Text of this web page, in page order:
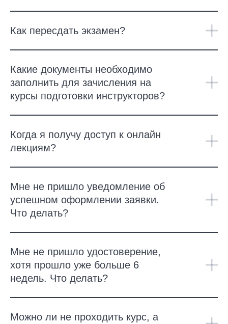
Как пересдать экзамен?
Какие документы необходимо
заполнить для зачисления на
курсы подготовки инструкторов?
Когда я получу доступ к онлайн
лекциям?
Мне не пришло уведомление об
успешном оформлении заявки.
Что делать?
Мне не пришло удостоверение,
хотя прошло уже больше 6
недель. Что делать?
Можно ли не проходить курс, а